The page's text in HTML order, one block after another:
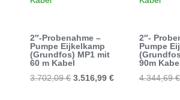
2″-Probenahme –
Pumpe Eijkelkamp
(Grundfos) MP1 mit
60 m Kabel
3.702,09€ Ursprünglicher
3.516,99€Aktueller
2″-
Pumpe
90m
4.344,69€